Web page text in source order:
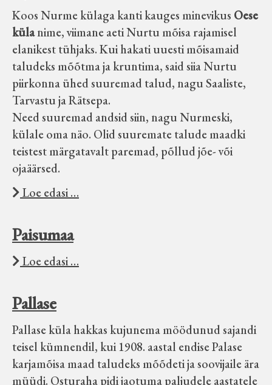
Koos Nurme külaga kanti kauges minevikus Oese
külanime, viimane aeti Nurtu mõisa rajamisel
elanikest tühjaks. Kui hakati uuesti mõisamaid
taludeks mõõtma ja kruntima, said siia Nurtu
piirkonna ühed suuremad talud, nagu Saaliste,
Tarvastu ja Rätsepa.
Need suuremad andsid siin, nagu Nurmeski,
külale oma näo. Olid suuremate talude maadki
teistest märgatavalt paremad, põllud jõe- või
ojaäärsed.
Loe edasi …
Paisumaa
Loe edasi …
Pallase
Pallase küla hakkas kujunema möödunud sajandi
teisel kümnendil, kui 1908. aastal endise Palase
karjamõisa maad taludeks mõõdeti ja soovijaile ära
müüdi. Osturaha pidi jaotuma paljudele aastatele